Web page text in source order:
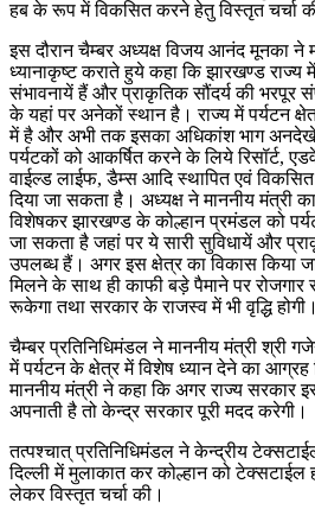
हब के रूप में विकसित करने हेतु विस्तृत चर्चा
इस दौरान चैम्बर अध्यक्ष विजय आनंद मूनका ने
ध्यानाकृष्ट कराते हुये कहा कि झारखण्ड राज्य
संभावनायें हैं और प्राकृतिक सौंदर्य की भरपूर
के यहां पर अनेकों स्थान है। राज्य में पर्यटन
में है और अभी तक इसका अधिकांश भाग
पर्यटकों को आकर्षित करने के लिये रिसॉर्ट,
वाईल्ड लाईफ, डैम्स आदि स्थापित एवं विकसित
दिया जा सकता है। अध्यक्ष ने माननीय मंत्री
विशेषकर झारखण्ड के कोल्हान प्रमंडल को
जा सकता है जहां पर ये सारी सुविधायें और
उपलब्ध हैं। अगर इस क्षेत्र का विकास किया
मिलने के साथ ही काफी बड़े पैमाने पर
रूकेगा तथा सरकार के राजस्व में भी वृद्धि होगी।
चैम्बर प्रतिनिधिमंडल ने माननीय मंत्री श्री
में पर्यटन के क्षेत्र में विशेष ध्यान देने का
माननीय मंत्री ने कहा कि अगर राज्य सरकार
अपनाती है तो केन्द्र सरकार पूरी मदद करेगी।
तत्पश्चात् प्रतिनिधिमंडल ने केन्द्रीय
दिल्ली में मुलाकात कर कोल्हान को
लेकर विस्तृत चर्चा की।